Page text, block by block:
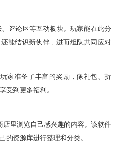
评论区等互动板块。玩家能在此分
能结识新伙伴，进而组队共同应对
家准备了丰富的奖励，像礼包、折
受到更多福利。
里浏览自己感兴趣的内容。该软件
的资源库进行整理和分类。